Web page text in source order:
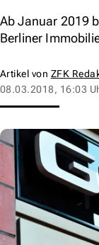
Ab Januar 2019
Berliner
Artikel von ZFK
08.03.2018, 16:03